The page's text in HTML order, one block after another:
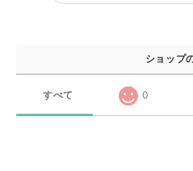
ショップ
すべて 0